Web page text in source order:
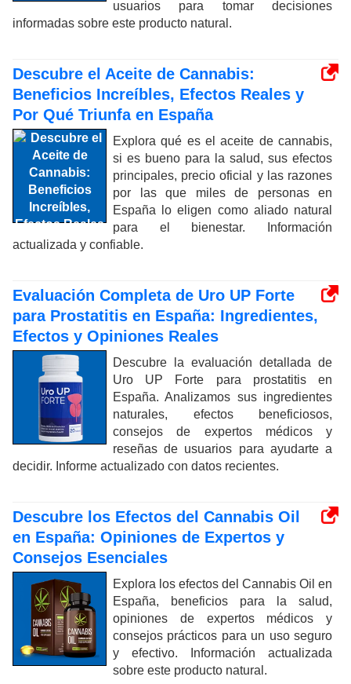
usuarios para tomar decisiones
informadas sobre este producto natural.
Descubre el Aceite de Cannabis:
Beneficios Increíbles, Efectos Reales y
Por Qué Triunfa en España
Explora qué es el aceite de cannabis,
si es bueno para la salud, sus efectos
principales, precio oficial y las razones
por las que miles de personas en
España lo eligen como aliado natural
para el bienestar. Información
actualizada y confiable.
Evaluación Completa de Uro UP Forte
para Prostatitis en España: Ingredientes,
Efectos y Opiniones Reales
Descubre la evaluación detallada de
Uro UP Forte para prostatitis en
España. Analizamos sus ingredientes
naturales, efectos beneficiosos,
consejos de expertos médicos y
reseñas de usuarios para ayudarte a
decidir. Informe actualizado con datos recientes.
Descubre los Efectos del Cannabis Oil
en España: Opiniones de Expertos y
Consejos Esenciales
Explora los efectos del Cannabis Oil en
España, beneficios para la salud,
opiniones de expertos médicos y
consejos prácticos para un uso seguro
y efectivo. Información actualizada
sobre este producto natural.